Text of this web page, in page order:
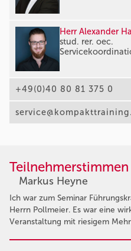
Herr Alexander
stud. rer. oec.
+49(0)40 80 81 375 0
Markus Heyne
Ich war zum Seminar
Herrn Pollmeier. Es war eine
Veranstaltung mit riesigem